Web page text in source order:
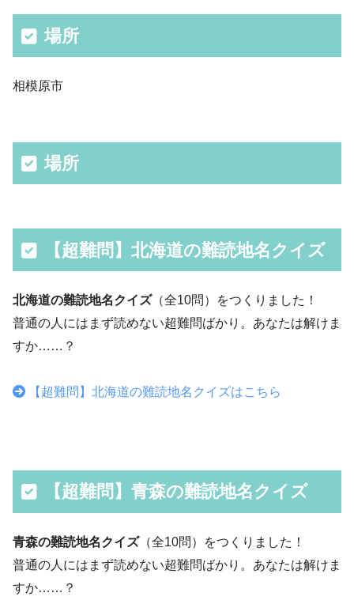
場所
相模原市
場所
【超難問】北海道の難読地名クイズ
北海道の難読地名クイズ（全10問）をつくりました！
普通の人にはまず読めない超難問ばかり。あなたは解けま
すか……？
【超難問】北海道の難読地名クイズはこちら
【超難問】青森の難読地名クイズ
青森の難読地名クイズ（全10問）をつくりました！
普通の人にはまず読めない超難問ばかり。あなたは解けま
すか……？